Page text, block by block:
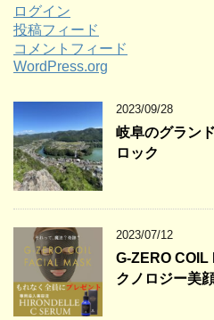
ログイン
投稿フィード
コメントフィード
WordPress.org
2023/09/28
岐阜のグラン
ロック
2023/07/12
G-ZERO
クノロジー美